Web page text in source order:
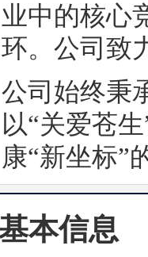
业中的核心
环。公司致
公司始终秉
以“关爱苍
康“新坐标”
本信息